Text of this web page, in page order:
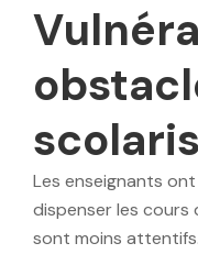
Les enseignants
dispenser les cours
sont moins